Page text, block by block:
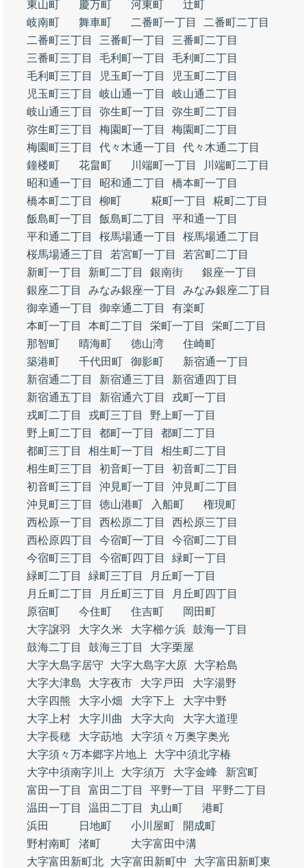
東山町 慶万町 河東町
辻町
岐南町
舞車町 二番町一丁目
二番町二丁目
二番町三丁目
三番町一丁目
三番町二丁目
三番町三丁目
毛利町一丁目
毛利町二丁目
毛利町三丁目
児玉町一丁目
児玉町二丁目
児玉町三丁目
岐山通一丁目
岐山通二丁目
岐山通三丁目
弥生町一丁目
弥生町二丁目
弥生町三丁目
梅園町一丁目
梅園町二丁目
梅園町三丁目
代々木通一丁目
代々木通二丁目
鐘楼町
花畠町 川端町一丁目
川端町二丁目
昭和通一丁目
昭和通二丁目
橋本町一丁目
橋本町二丁目
柳町 糀町一丁目
糀町二丁目
飯島町一丁目
飯島町二丁目
平和通一丁目
平和通二丁目
桜馬場通一丁目
桜馬場通二丁目
桜馬場通三丁目
若宮町一丁目
若宮町二丁目
新町一丁目
新町二丁目 銀南街
銀座一丁目
銀座二丁目
みなみ銀座一丁目
みなみ銀座二丁目
御幸通一丁目
御幸通二丁目
有楽町
本町一丁目
本町二丁目 栄町一丁目
栄町二丁目
那智町
晴海町 徳山湾
住崎町
築港町
千代田町 御影町
新宿通一丁目
新宿通二丁目
新宿通三丁目
新宿通四丁目
新宿通五丁目
新宿通六丁目
戎町一丁目
戎町二丁目
戎町三丁目
野上町一丁目
野上町二丁目
都町一丁目
都町二丁目
都町三丁目
相生町一丁目
相生町二丁目
相生町三丁目
初音町一丁目
初音町二丁目
初音町三丁目
沖見町一丁目
沖見町二丁目
沖見町三丁目
徳山港町 入船町
権現町
西松原一丁目
西松原二丁目
西松原三丁目
西松原四丁目
今宿町一丁目
今宿町二丁目
今宿町三丁目
今宿町四丁目
緑町一丁目
緑町二丁目
緑町三丁目
月丘町一丁目
月丘町二丁目
月丘町三丁目
月丘町四丁目
原宿町
今住町 住吉町
岡田町
大字譲羽
大字久米 大字櫛ケ浜 鼓海一丁目
鼓海二丁目
鼓海三丁目
大字栗屋
大字大島字居守
大字大島字大原
大字粭島
大字大津島
大字夜市 大字戸田
大字湯野
大字四熊
大字小畑 大字下上
大字中野
大字上村
大字川曲 大字大向
大字大道理
大字長穂
大字莇地
大字須々万奥字奥光
大字須々万本郷字片地上
大字中須北字椿
大字中須南字川上
大字須万 大字金峰
新宮町
富田一丁目
富田二丁目 平野一丁目
平野二丁目
温田一丁目
温田二丁目 丸山町
港町
浜田
日地町 小川屋町
開成町
野村南町
渚町
大字富田中溝
大字富田新町北
大字富田新町中
大字富田新町東